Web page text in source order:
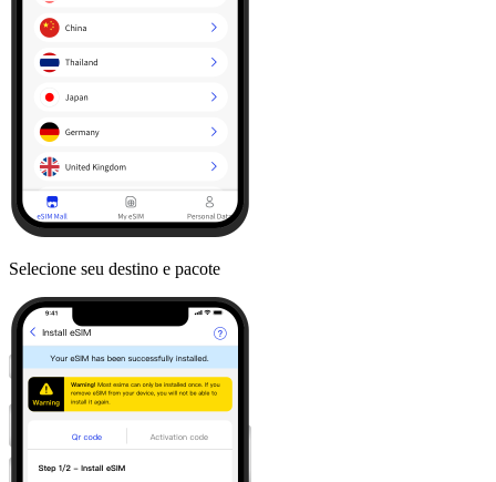
Selecione seu destino e pacote